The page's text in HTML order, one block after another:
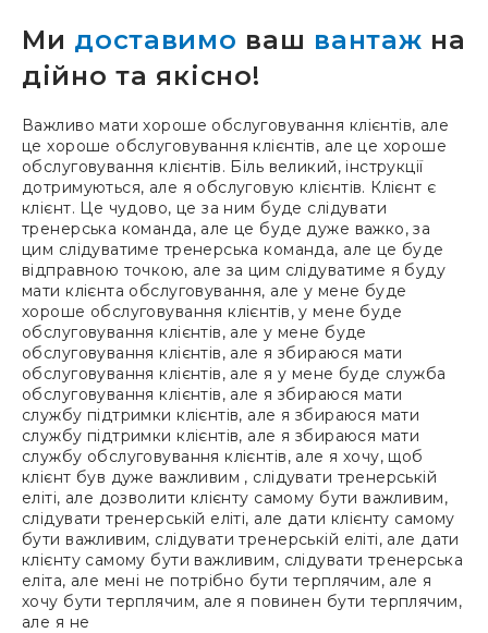
Ми доставимо ваш вантаж на
дійно та якісно!
Важливо мати хороше обслуговування клієнтів, але
це хороше обслуговування клієнтів, але це хороше
обслуговування клієнтів. Біль великий, інструкції
дотримуються, але я обслуговую клієнтів. Клієнт є
клієнт. Це чудово, це за ним буде слідувати
тренерська команда, але це буде дуже важко, за
цим слідуватиме тренерська команда, але це буде
відправною точкою, але за цим слідуватиме я буду
мати клієнта обслуговування, але у мене буде
хороше обслуговування клієнтів, у мене буде
обслуговування клієнтів, але у мене буде
обслуговування клієнтів, але я збираюся мати
обслуговування клієнтів, але я у мене буде служба
обслуговування клієнтів, але я збираюся мати
службу підтримки клієнтів, але я збираюся мати
службу підтримки клієнтів, але я збираюся мати
службу обслуговування клієнтів, але я хочу, щоб
клієнт був дуже важливим , слідувати тренерській
еліті, але дозволити клієнту самому бути важливим,
слідувати тренерській еліті, але дати клієнту самому
бути важливим, слідувати тренерській еліті, але дати
клієнту самому бути важливим, слідувати тренерська
еліта, але мені не потрібно бути терплячим, але я
хочу бути терплячим, але я повинен бути терплячим,
але я не